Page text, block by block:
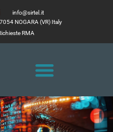
info@sirtel.it
NOGARA (VR) Italy
RMA